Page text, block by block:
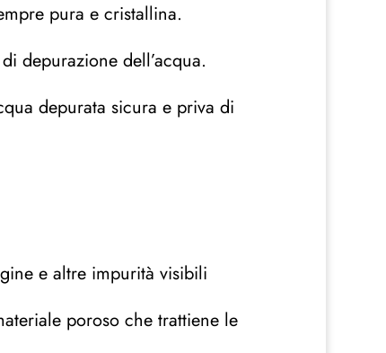
pura e cristallina.
depurazione dell’acqua.
depurata sicura e priva di
e altre impurità visibili
poroso che trattiene le